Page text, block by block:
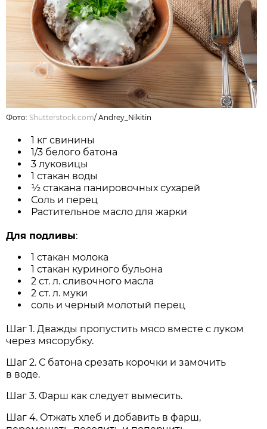
Фото:Shutterstock.com/Andrey_Nikitin
1 кг свинины
1/3 белого батона
3 луковицы
1 стакан воды
½ стакана панировочных сухарей
Соль и перец
Растительное масло для жарки
Для подливы:
1 стакан молока
1 стакан куриного бульона
2 ст. л. сливочного масла
2 ст. л. муки
соль и черный молотый перец
Шаг 1. Дважды пропустить мясо вместе с луком
через мясорубку.
Шаг 2. С батона срезать корочки и замочить
в воде.
Шаг 3. Фарш как следует вымесить.
Шаг 4. Отжать хлеб и добавить в фарш,